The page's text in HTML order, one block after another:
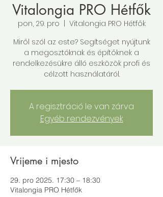
Vitalongia PRO Hétfők
pon, 29. pro
Vitalongia PRO Hétfők
Miről szól az este? Segítséget nyújtunk
a megosztóknak és építőknek a
rendelkezésükre álló eszközök profi és
célzott használatáról.
A regisztráció le van zárva
Egyéb rendezvények
Vrijeme i mjesto
29. pro 2025. 17:30 – 18:30
Vitalongia PRO Hétfők